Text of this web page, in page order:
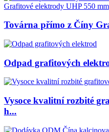
Továrna přímo z Číny
Odpad grafitových
Vysoce kvalitní rozbité
h...